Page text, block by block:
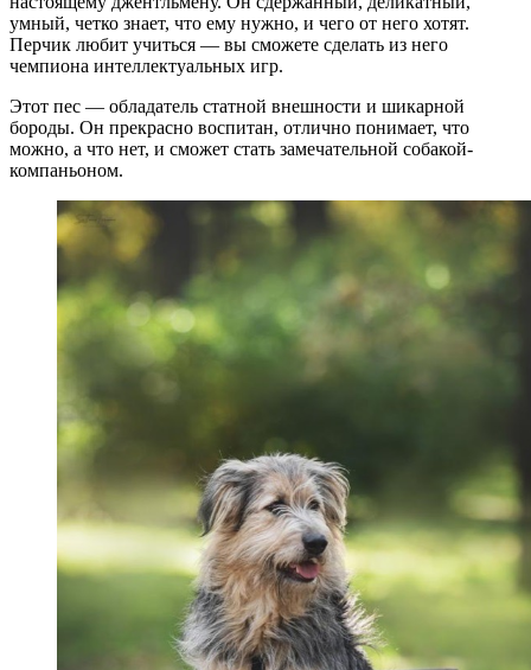
умный, четко знает, что ему нужно, и чего от него хотят.
Перчик любит учиться — вы сможете сделать из него
чемпиона интеллектуальных игр.
Этот пес — обладатель статной внешности и шикарной
бороды. Он прекрасно воспитан, отлично понимает, что
можно, а что нет, и сможет стать замечательной собакой-
компаньоном.